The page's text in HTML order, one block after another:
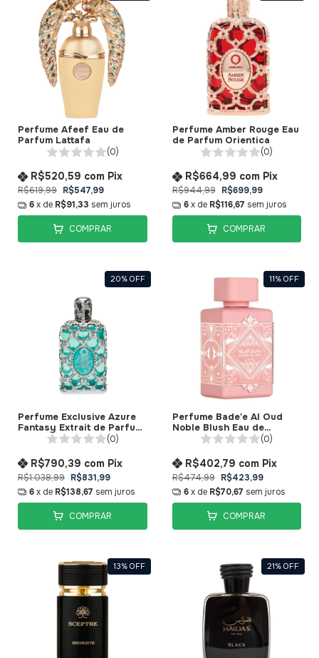
Perfume Afeef Eau de
Parfum Lattafa
(0)
R$619,99 R$547,99
R$520,59 com Pix
6x de R$91,33 sem juros
COMPRAR
Perfume Amber Rouge Eau
de Parfum Orientica
(0)
R$944,99 R$699,99
R$664,99 com Pix
6 x de R$116,67 sem juros
COMPRAR
20% OFF
Perfume Exclusive Azure
Fantasy Extrait de Parfum
Orientica Premium(0)
R$1.038,99 R$831,99
R$790,39 com Pix
6x de R$138,67 sem juros
COMPRAR
11% OFF
Perfume Bade'e Al Oud
Noble Blush Eau de
Parfum Lattafa
(0)
R$474,99 R$423,99
R$402,79 com Pix
6 x de R$70,67 sem juros
COMPRAR
13% OFF 21% OFF